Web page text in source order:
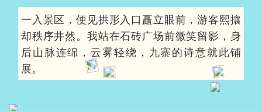
一入景区，便见拱形入口矗立眼前，游客熙攘
却秩序井然。我站在石砖广场前微笑留影，身
后山脉连绵，云雾轻绕，九寨的诗意就此铺
展。